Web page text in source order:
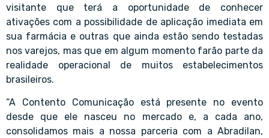
visitante que terá a oportunidade de conhecer
ativações com a possibilidade de aplicação imediata em
sua farmácia e outras que ainda estão sendo testadas
nos varejos, mas que em algum momento farão parte da
realidade operacional de muitos estabelecimentos
brasileiros.
“A Contento Comunicação está presente no evento
desde que ele nasceu no mercado e, a cada ano,
consolidamos mais a nossa parceria com a Abradilan,